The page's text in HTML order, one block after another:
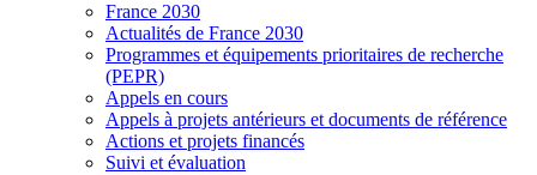
France 2030
Actualités de France 2030
Programmes et équipements prioritaires de recherche
(PEPR)
Appels en cours
Appels à projets antérieurs et documents de référence
Actions et projets financés
Suivi et évaluation